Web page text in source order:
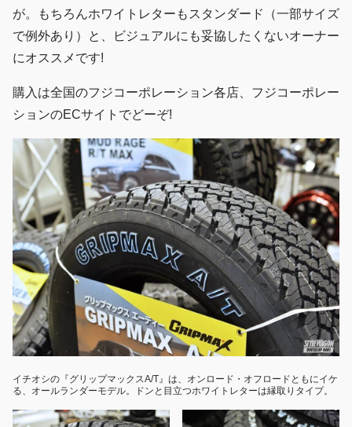
が。もちろんホワイトレターもスタンダード（一部サイズ
で例外あり）と、ビジュアルにも妥協したくないオーナー
にオススメです!
購入は全国のフジコーポレーション各店、フジコーポレー
ションのECサイトでどーぞ!
イチオシの『グリップマックスA/T』は、オンロード・オフロードともにイケ
る、オールランダーモデル。ドンと目立つホワイトレターは縁取りタイプ。